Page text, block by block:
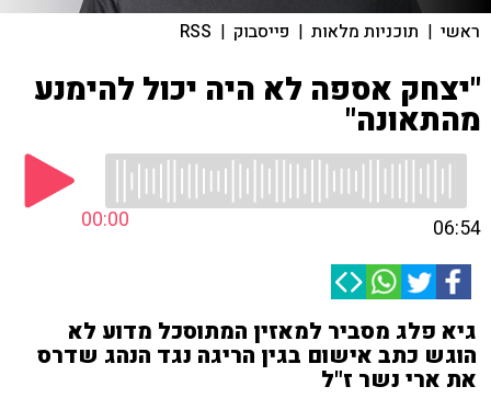
ראשי | תוכניות מלאות | פייסבוק |
RSS
"יצחק אספה לא היה יכול להימנע
מהתאונה"
00:00 06:54
גיא פלג מסביר למאזין המתוסכל מדוע לא
הוגש כתב אישום בגין הריגה נגד הנהג שדרס
את ארי נשר ז"ל